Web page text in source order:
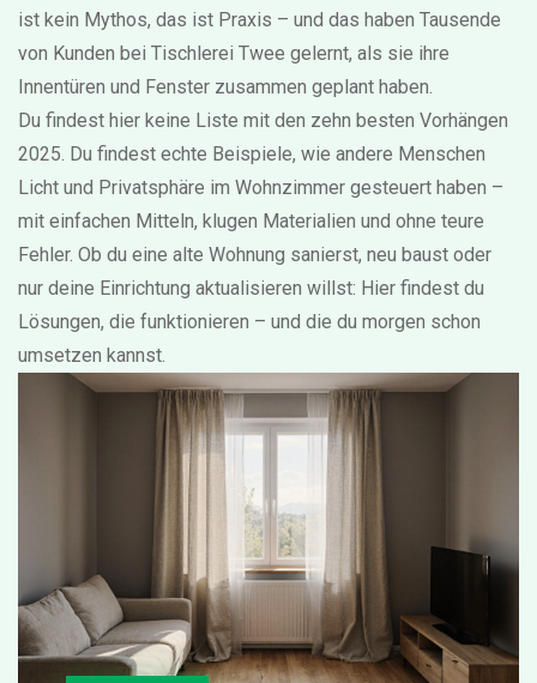
ist kein Mythos, das ist Praxis – und das haben Tausende
von Kunden bei Tischlerei Twee gelernt, als sie ihre
Innentüren und Fenster zusammen geplant haben.
Du findest hier keine Liste mit den zehn besten Vorhängen
2025. Du findest echte Beispiele, wie andere Menschen
Licht und Privatsphäre im Wohnzimmer gesteuert haben –
mit einfachen Mitteln, klugen Materialien und ohne teure
Fehler. Ob du eine alte Wohnung sanierst, neu baust oder
nur deine Einrichtung aktualisieren willst: Hier findest du
Lösungen, die funktionieren – und die du morgen schon
umsetzen kannst.